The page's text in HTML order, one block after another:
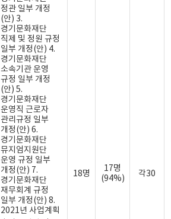
정관 일부 개정
(안) 3.
경기문화재단
직제 및 정원 규정
일부 개정(안) 4.
경기문화재단
소속기관 운영
규정 일부 개정
(안) 5.
경기문화재단
운영직 근로자
관리규정 일부
개정(안) 6.
경기문화재단
뮤지엄지원단
운영 규정 일부
개정(안) 7.
경기문화재단
재무회계 규정
일부 개정(안) 8.
2021년 사업계획
18명
17명
(94%)
각30